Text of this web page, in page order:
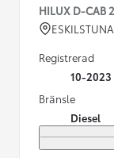
HILUX D-CAB
ESKILSTUNA
Registrerad
10-2023
Bränsle
Diesel